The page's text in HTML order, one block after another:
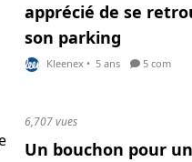
apprécié de se
son parking
Kleenex • 5 ans 5 com
6,707 vues
Un bouchon pour